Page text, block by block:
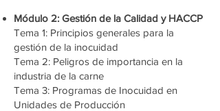
Módulo 2: Gestión de la Calidad y HACCP
Tema 1: Principios generales para la
gestión de la inocuidad
Tema 2: Peligros de importancia en la
industria de la carne
Tema 3: Programas de Inocuidad en
Unidades de Producción